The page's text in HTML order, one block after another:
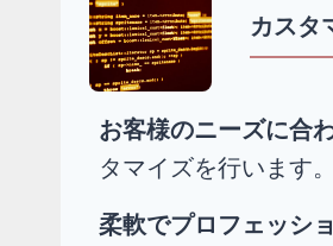
カスタ
お客様のニーズに合
タマイズを行います。
柔軟でプロフェッシ